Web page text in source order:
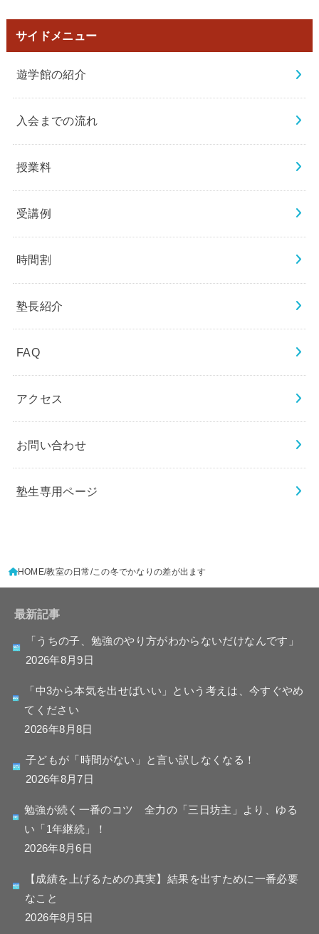
サイドメニュー
遊学館の紹介
入会までの流れ
授業料
受講例
時間割
塾長紹介
FAQ
アクセス
お問い合わせ
塾生専用ページ
HOME 教室の日常 この冬でかなりの差が出ます
最新記事
「うちの子、勉強のやり方がわからないだけなんです」
2026年8月9日
「中3から本気を出せばいい」という考えは、今すぐやめ
てください
2026年8月8日
子どもが「時間がない」と言い訳しなくなる！
2026年8月7日
勉強が続く一番のコツ 全力の「三日坊主」より、ゆる
い「1年継続」！
2026年8月6日
【成績を上げるための真実】結果を出すために一番必要
なこと
2026年8月5日